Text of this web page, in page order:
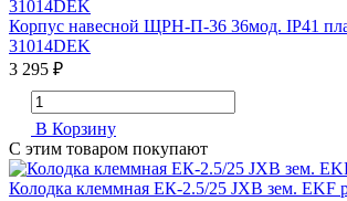
Корпус навесной ЩРН-П-36 36мод. IP41
31014DEK
3 295 ₽
В Корзину
С этим товаром покупают
Колодка клеммная ЕК-2.5/25 JXB зем. EKF